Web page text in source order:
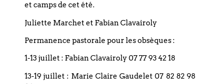
+ Ajouter à mon Agenda Google
et camps de cet été.
Juliette Marchet et Fabian Clavairoly
Permanence pastorale pour les obsèques :
1-13 juillet : Fabian Clavairoly 07 77 93 42 18
13-19 juillet : Marie Claire Gaudelet 07 82 82 98